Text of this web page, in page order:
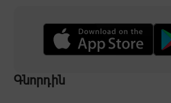
Գնորդին